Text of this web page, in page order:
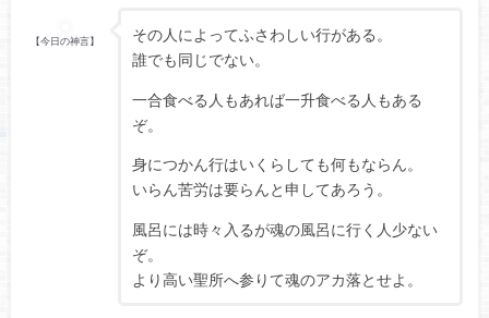
【今日の神言】
その人によってふさわしい行がある。
誰でも同じでない。
一合食べる人もあれば一升食べる人もある
ぞ。
身につかん行はいくらしても何もならん。
いらん苦労は要らんと申してあろう。
風呂には時々入るが魂の風呂に行く人少ない
ぞ。
より高い聖所へ参りて魂のアカ落とせよ。